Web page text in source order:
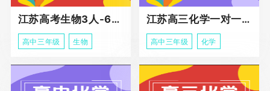
江苏高考生物3人-6人小班助力课程
高中三年级 生物
江苏高三化学一对一个性化冲刺辅导
高中三年级 化学